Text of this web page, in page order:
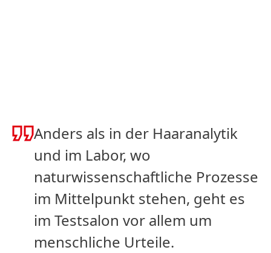
Anders als in der Haaranalytik
und im Labor, wo
naturwissenschaftliche Prozesse
im Mittelpunkt stehen, geht es
im Testsalon vor allem um
menschliche Urteile.